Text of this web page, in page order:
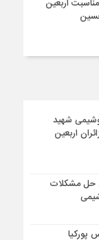
اربعین
شهید
اربعین
حل مشکلات
پوركیا